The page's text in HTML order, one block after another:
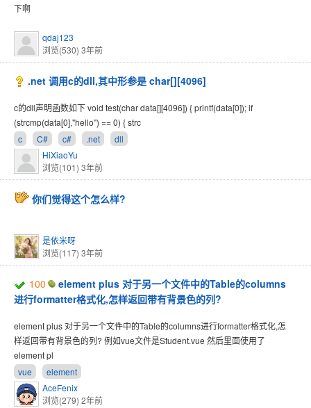
下啊
qdaj123
浏览(530) 3年前
.net 调用c的dll,其中形参是 char[][4096]
c的dll声明函数如下 void test(char data[][4096]) { printf(data[0]); if
(strcmp(data[0],"hello") == 0) { strc
c
C# c# .net
dll
HiXiaoYu
浏览(101) 3年前
你们觉得这个怎么样?
是依米呀
浏览(117) 3年前
100
element plus 对于另一个文件中的Table的columns
进行formatter格式化,怎样返回带有背景色的列?
element plus 对于另一个文件中的Table的columns进行formatter格式化,怎
样返回带有背景色的列? 例如vue文件是Student.vue 然后里面使用了
element pl
vue
element
AceFenix
浏览(279) 2年前